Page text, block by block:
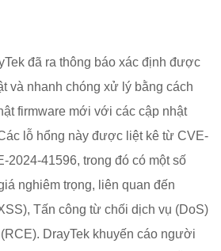
đã ra thông báo xác định được
và nhanh chóng xử lý bằng cách
firmware mới với các cập nhật
lỗ hổng này được liệt kê từ CVE-
2024-41596, trong đó có một số
nghiêm trọng, liên quan đến
Tấn công từ chối dịch vụ (DoS)
DrayTek khuyến cáo người